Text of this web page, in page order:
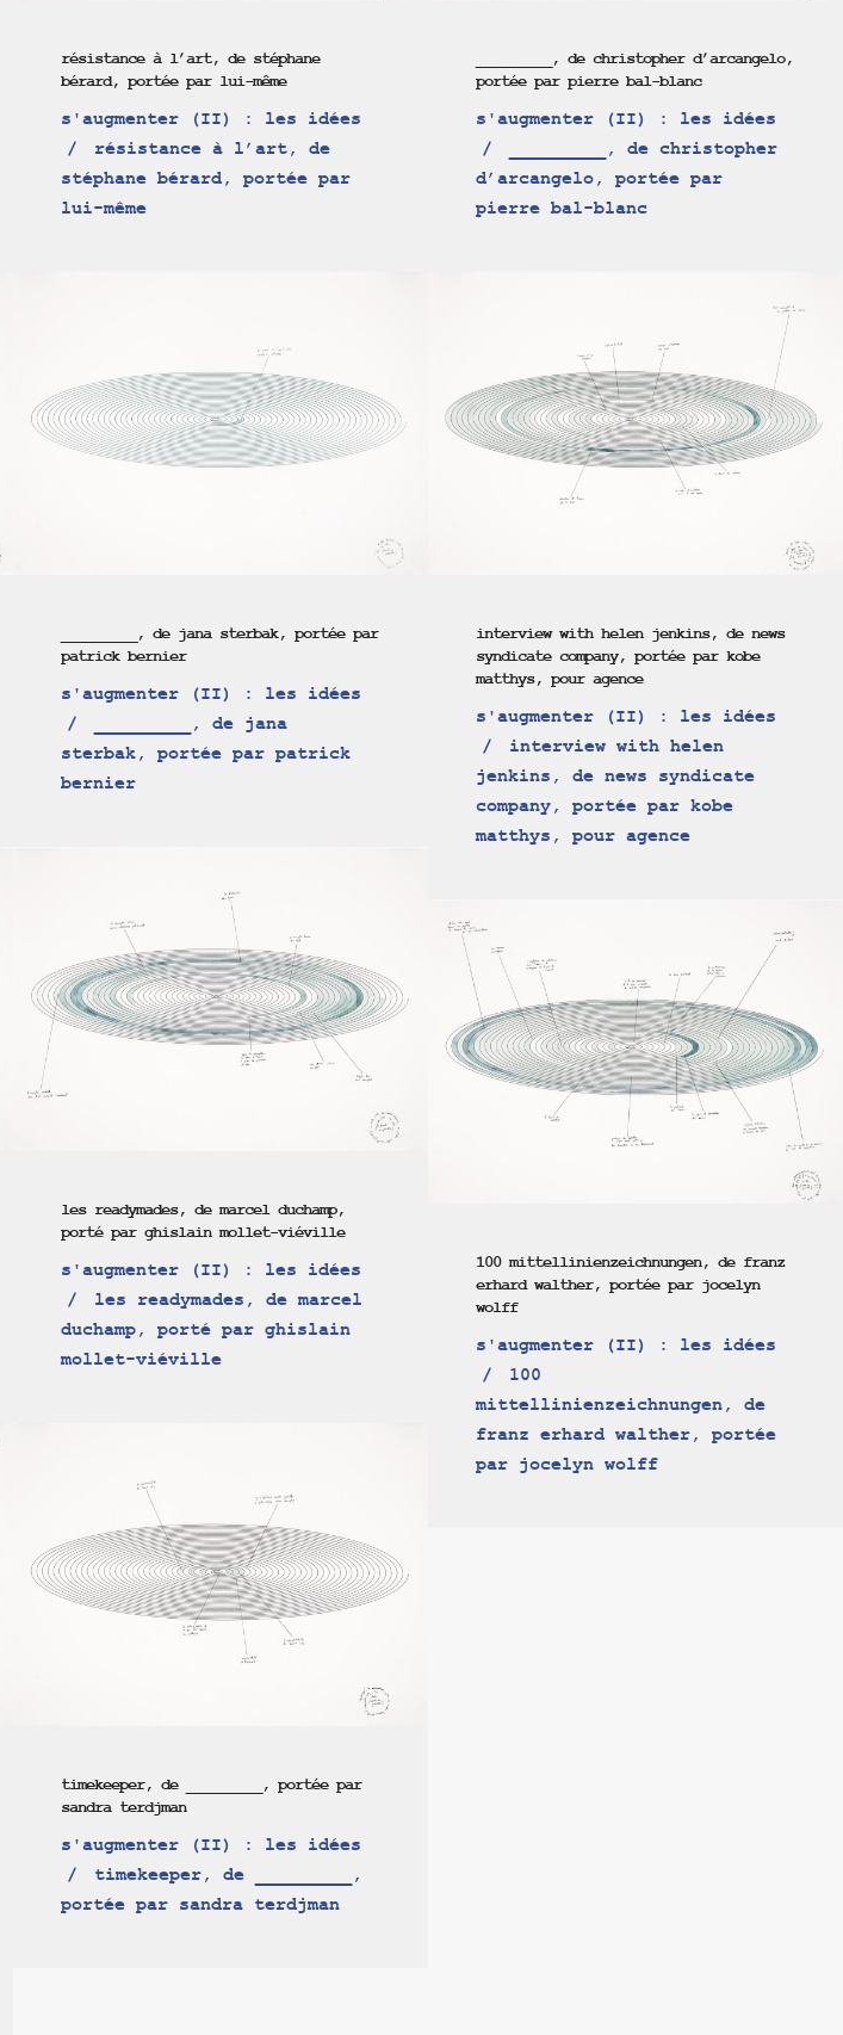
résistance à l’art, de stéphane
bérard, portée par lui-même
s'augmenter (II) : les idées
résistance à l’art, de
stéphane bérard, portée par
lui-même
_________, de christopher d’arcangelo,
portée par pierre bal-blanc
s'augmenter (II) : les idées
_________, de christopher
d’arcangelo, portée par
pierre bal-blanc
_________, de jana sterbak, portée par
patrick bernier
s'augmenter (II) : les idées
_________, de jana
sterbak, portée par patrick
bernier
interview with helen jenkins, de news
syndicate company, portée par kobe
matthys, pour agence
s'augmenter (II) : les idées
interview with helen
jenkins, de news syndicate
company, portée par kobe
matthys, pour agence
les readymades, de marcel duchamp,
porté par ghislain mollet-viéville
s'augmenter (II) : les idées
les readymades, de marcel
duchamp, porté par ghislain
mollet-viéville
100 mittellinienzeichnungen, de franz
erhard walther, portée par jocelyn
wolff
s'augmenter (II) : les idées
100
mittellinienzeichnungen, de
franz erhard walther, portée
par jocelyn wolff
timekeeper, de _________, portée par
sandra terdjman
s'augmenter (II) : les idées
timekeeper, de _________,
portée par sandra terdjman